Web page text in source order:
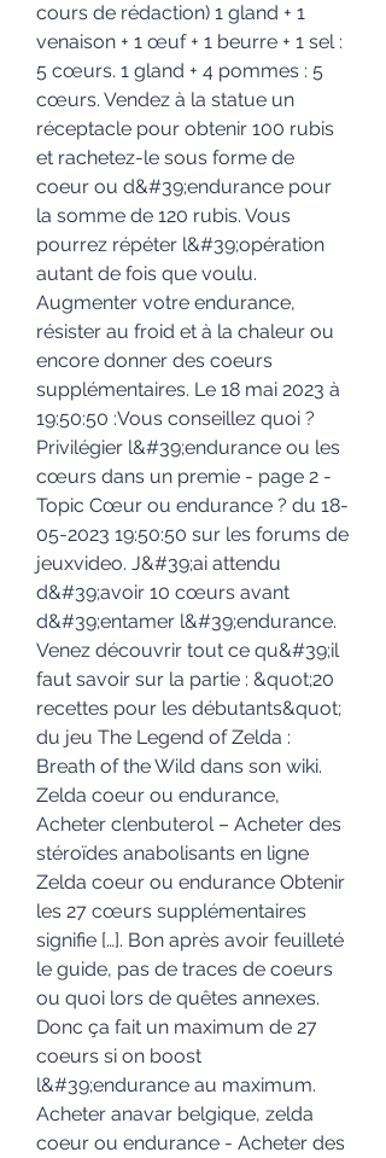
cours de rédaction) 1 gland + 1
venaison + 1 œuf + 1 beurre + 1 sel :
5 cœurs. 1 gland + 4 pommes : 5
cœurs. Vendez à la statue un
réceptacle pour obtenir 100 rubis
et rachetez-le sous forme de
coeur ou d&#39;endurance pour
la somme de 120 rubis. Vous
pourrez répéter l&#39;opération
autant de fois que voulu.
Augmenter votre endurance,
résister au froid et à la chaleur ou
encore donner des coeurs
supplémentaires. Le 18 mai 2023 à
19:50:50 :Vous conseillez quoi ?
Privilégier l&#39;endurance ou les
cœurs dans un premie - page 2 -
Topic Cœur ou endurance ? du 18-
05-2023 19:50:50 sur les forums de
jeuxvideo. J&#39;ai attendu
d&#39;avoir 10 cœurs avant
d&#39;entamer l&#39;endurance.
Venez découvrir tout ce qu&#39;il
faut savoir sur la partie : &quot;20
recettes pour les débutants&quot;
du jeu The Legend of Zelda :
Breath of the Wild dans son wiki.
Zelda coeur ou endurance,
Acheter clenbuterol – Acheter des
stéroïdes anabolisants en ligne
Zelda coeur ou endurance Obtenir
les 27 cœurs supplémentaires
signifie […]. Bon après avoir feuilleté
le guide, pas de traces de coeurs
ou quoi lors de quêtes annexes.
Donc ça fait un maximum de 27
coeurs si on boost
l&#39;endurance au maximum.
Acheter anavar belgique, zelda
coeur ou endurance - Acheter des